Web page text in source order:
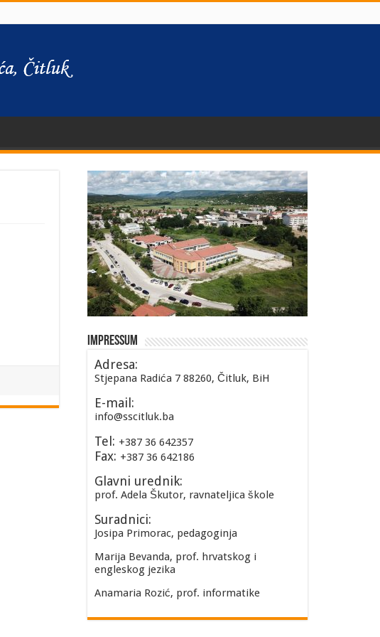
Impressum
Adresa:
Stjepana Radića 7 88260, Čitluk, BiH
E-mail:
info@sscitluk.ba
Tel: +387 36 642357
Fax: +387 36 642186
Glavni urednik:
prof. Adela Škutor, ravnateljica škole
Suradnici:
Josipa Primorac, pedagoginja
Marija Bevanda, prof. hrvatskog i
engleskog jezika
Anamaria Rozić, prof. informatike